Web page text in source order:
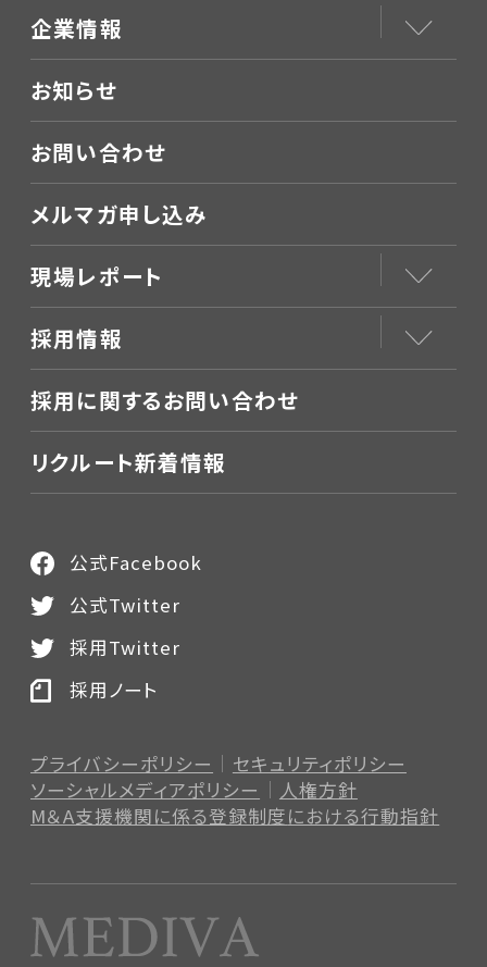
企業情報
お知らせ
お問い合わせ
メルマガ申し込み
現場レポート
採用情報
採用に関するお問い合わせ
リクルート新着情報
プライバシーポリシー
セキュリティポリシー
ソーシャルメディアポリシー
人権方針
M＆A支援機関に係る登録制度における行動指針
公式Facebook
公式Twitter
採用Twitter
採用ノート